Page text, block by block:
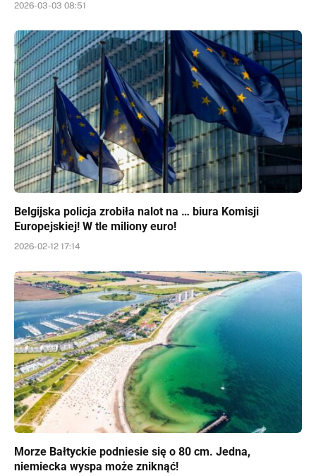
2026-03-03 08:51
Belgijska policja zrobiła nalot na … biura Komisji
Europejskiej! W tle miliony euro!
2026-02-12 17:14
Morze Bałtyckie podniesie się o 80 cm. Jedna,
niemiecka wyspa może zniknąć!